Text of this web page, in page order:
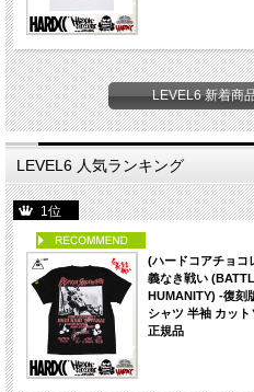
LEVEL6 人気ランキング
1位
(ハードコアチョコ
義なき戦い
HUMANITY) -復刻
シャツ 半袖 カッ
正規品